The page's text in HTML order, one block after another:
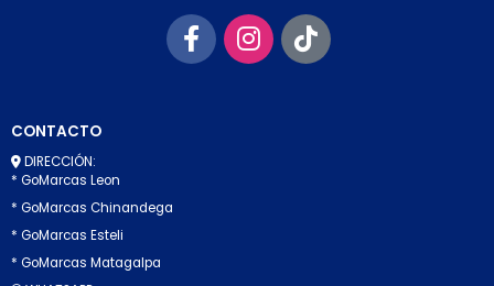
CONTACTO
DIRECCIÓN:
* GoMarcas Leon
* GoMarcas Chinandega
* GoMarcas Esteli
* GoMarcas Matagalpa